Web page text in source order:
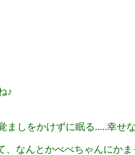
♪
ましをかけずに眠る.....幸せ
、なんとかべべちゃんにか